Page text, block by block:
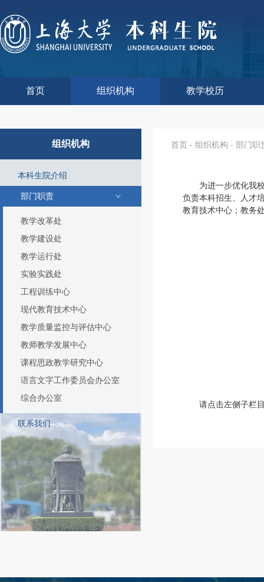
首页 组织机构 教学校历
组织机构
本科生院介绍
部门职责
教学改革处
教学建设处
教学运行处
实验实践处
工程训练中心
现代教育技术中心
教学质量监控与评估中心
教师教学发展中心
课程思政教学研究中心
语言文字工作委员会办公室
综合办公室
联系我们
首页 - 组织机构 - 部门职
为进一步优化我
负责本科招生、人才
教育技术中心；教务
请点击左侧子栏